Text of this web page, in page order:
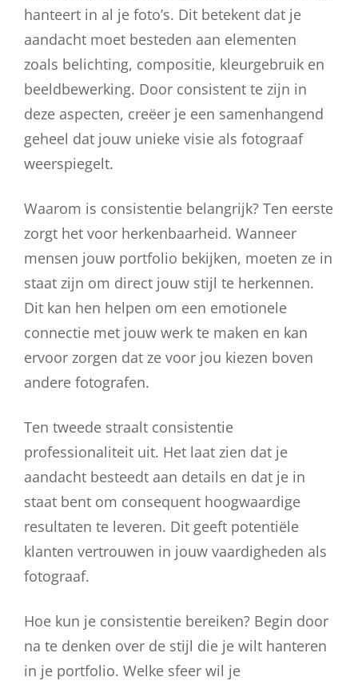
hanteert in al je foto’s. Dit betekent dat je
aandacht moet besteden aan elementen
zoals belichting, compositie, kleurgebruik en
beeldbewerking. Door consistent te zijn in
deze aspecten, creëer je een samenhangend
geheel dat jouw unieke visie als fotograaf
weerspiegelt.
Waarom is consistentie belangrijk? Ten eerste
zorgt het voor herkenbaarheid. Wanneer
mensen jouw portfolio bekijken, moeten ze in
staat zijn om direct jouw stijl te herkennen.
Dit kan hen helpen om een emotionele
connectie met jouw werk te maken en kan
ervoor zorgen dat ze voor jou kiezen boven
andere fotografen.
Ten tweede straalt consistentie
professionaliteit uit. Het laat zien dat je
aandacht besteedt aan details en dat je in
staat bent om consequent hoogwaardige
resultaten te leveren. Dit geeft potentiële
klanten vertrouwen in jouw vaardigheden als
fotograaf.
Hoe kun je consistentie bereiken? Begin door
na te denken over de stijl die je wilt hanteren
in je portfolio. Welke sfeer wil je